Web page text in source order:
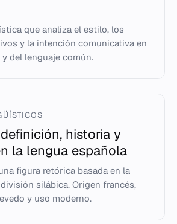
que analiza el estilo, los
y la intención comunicativa en
del lenguaje común.
historia y
la lengua española
figura retórica basada en la
silábica. Origen francés,
y uso moderno.